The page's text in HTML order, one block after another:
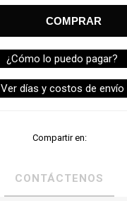
¿Cómo lo puedo pagar?
Ver días y costos de envío
Compartir en:
CONTÁCTENOS